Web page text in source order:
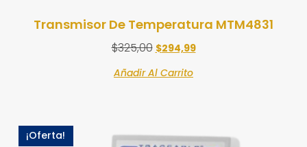
Transmisor De Temperatura MTM4831
$325,00 $294,99
Añadir Al Carrito
¡Oferta!